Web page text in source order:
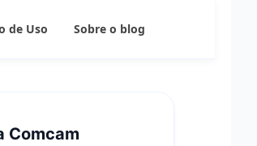
de Uso Sobre o blog
Comcam